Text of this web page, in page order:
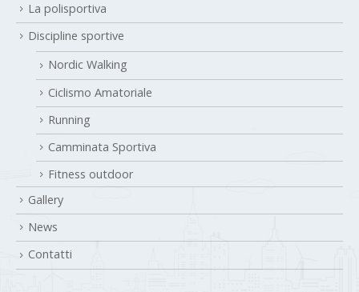
La polisportiva
Discipline sportive
Nordic Walking
Ciclismo Amatoriale
Running
Camminata Sportiva
Fitness outdoor
Gallery
News
Contatti